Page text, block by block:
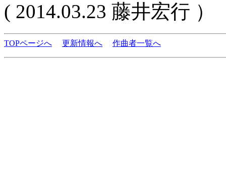
( 2014.03.23 藤井宏行 ）
TOPページへ 更新情報へ 作曲者一覧へ